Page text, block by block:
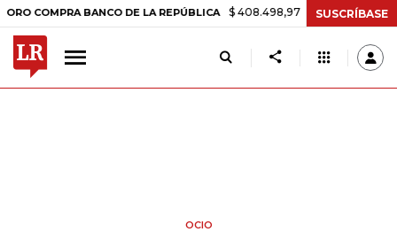
BANCO DE LA REPÚBLICA $ 408.498,97 +$ 8.753,81 +2,19%
SUSCRÍBASE
OCIO